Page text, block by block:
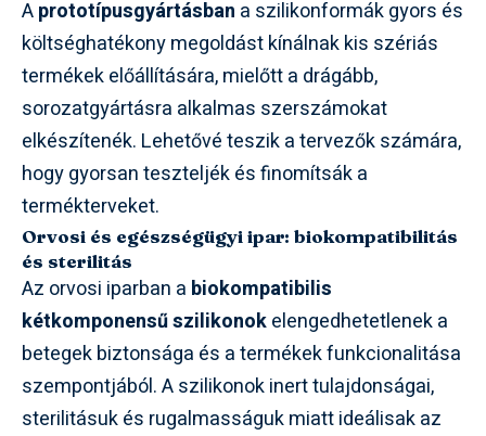
Aprototípusgyártásban a szilikonformák gyors és
költséghatékony megoldást kínálnak kis szériás
termékek előállítására, mielőtt a drágább,
sorozatgyártásra alkalmas szerszámokat
elkészítenék. Lehetővé teszik a tervezők számára,
hogy gyorsan teszteljék és finomítsák a
termékterveket.
Orvosi és egészségügyi ipar: biokompatibilitás
és sterilitás
Az orvosi iparban a biokompatibilis
kétkomponensű szilikonokelengedhetetlenek a
betegek biztonsága és a termékek funkcionalitása
szempontjából. A szilikonok inert tulajdonságai,
sterilitásuk és rugalmasságuk miatt ideálisak az